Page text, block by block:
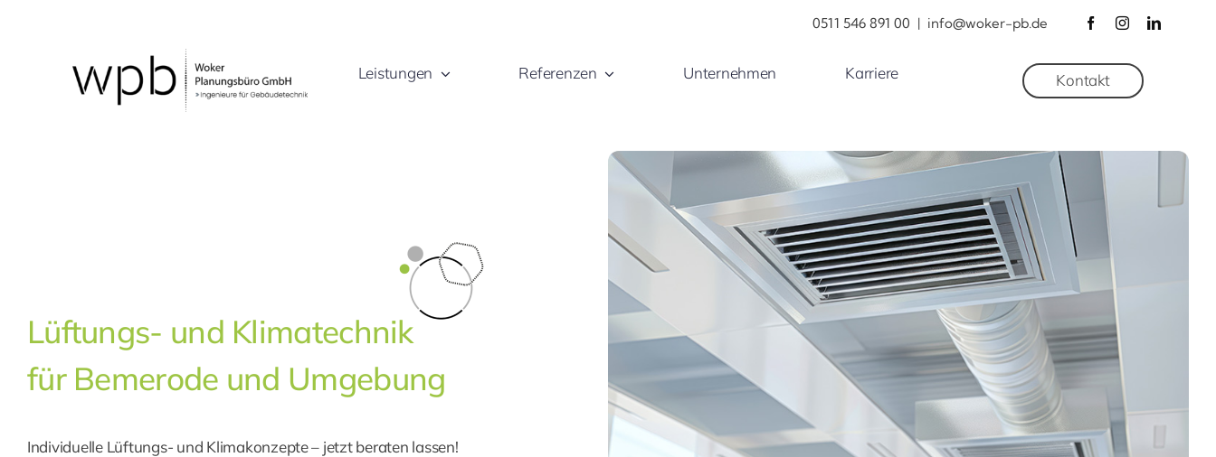
0511 546 891 00 | info@woker-pb.de
Leistungen Referenzen Unternehmen Karriere Kontakt
Lüftungs- und Klimatechnik
für Bemerode und Umgebung
Individuelle Lüftungs- und Klimakonzepte – jetzt beraten lassen!